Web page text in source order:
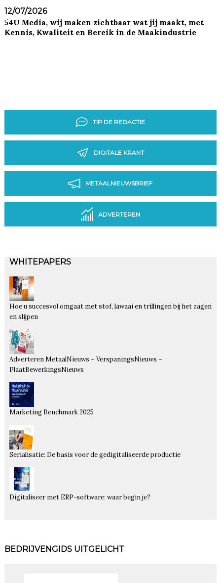
12/07/2026
54U Media, wij maken zichtbaar wat jij maakt, met
Kennis, Kwaliteit en Bereik in de Maakindustrie
TIP DE REDACTIE
DIGITALE KRANT
METAALNIEUWSBRIEF
ADVERTEREN
WHITEPAPERS
Hoe u succesvol omgaat met stof, lawaai en trillingen bij het zagen
en slijpen
Adverteren MetaalNieuws – VerspaningsNieuws –
PlaatBewerkingsNieuws
Marketing Benchmark 2025
Serialisatie: De basis voor de gedigitaliseerde productie
Digitaliseer met ERP-software: waar begin je?
BEDRIJVENGIDS UITGELICHT